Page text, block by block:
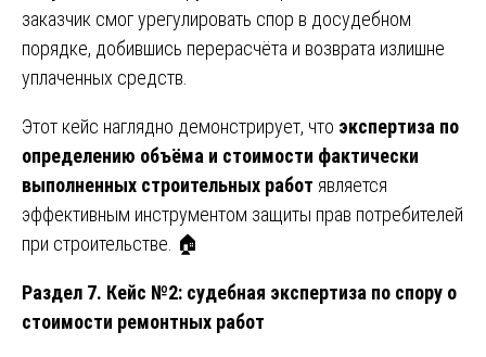
заказчик смог урегулировать спор в досудебном
порядке, добившись перерасчёта и возврата излишне
уплаченных средств.
Этот кейс наглядно демонстрирует, что экспертиза по
определению объёма и стоимости фактически
выполненных строительных работ является
эффективным инструментом защиты прав потребителей
при строительстве. 🏠
Раздел 7. Кейс №2: судебная экспертиза по спору о
стоимости ремонтных работ